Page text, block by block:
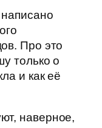
написано
Про это
только о
и как её
наверное,